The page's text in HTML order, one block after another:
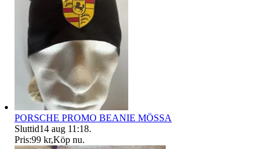
PORSCHE PROMO BEANIE MÖSSA
Sluttid14 aug 11:18.
Pris:99 kr,Köp nu.